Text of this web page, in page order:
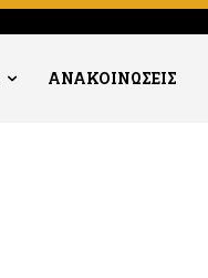
ΑΝΑΚΟΙΝΩΣΕΙΣ